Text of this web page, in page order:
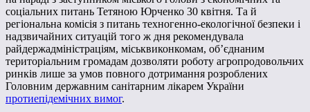
соціальних питань Тетяною Юрченко 30 квітня. Та й
регіональна комісія з питань техногенно-екологічної безпеки і
надзвичайних ситуацій того ж дня рекомендувала
райдержадміністраціям, міськвиконкомам, об’єднаним
територіальним громадам дозволяти роботу агропродовольчих
ринків лише за умов повного дотримання розроблених
Головним державним санітарним лікарем України
протиепідемічних вимог.